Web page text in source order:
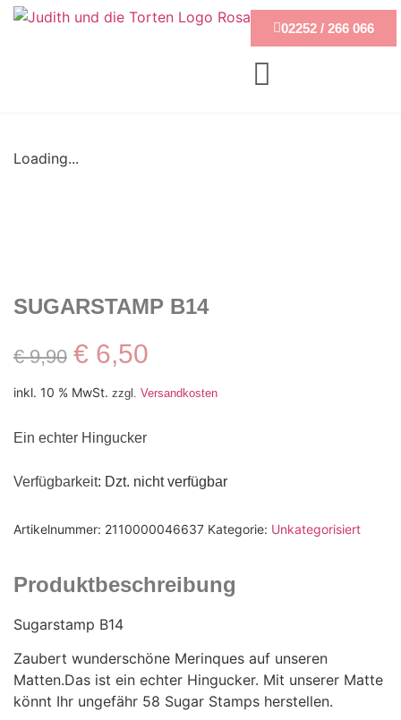
02252 / 266 066
Loading...
SUGARSTAMP B14
€9,90 € 6,50
inkl. 10 % MwSt. zzgl. Versandkosten
Ein echter Hingucker
Verfügbarkeit: Dzt. nicht verfügbar
Artikelnummer: 2110000046637 Kategorie: Unkategorisiert
Produktbeschreibung
Sugarstamp B14
Zaubert wunderschöne Merinques auf unseren
Matten.Das ist ein echter Hingucker. Mit unserer Matte
könnt Ihr ungefähr 58 Sugar Stamps herstellen.